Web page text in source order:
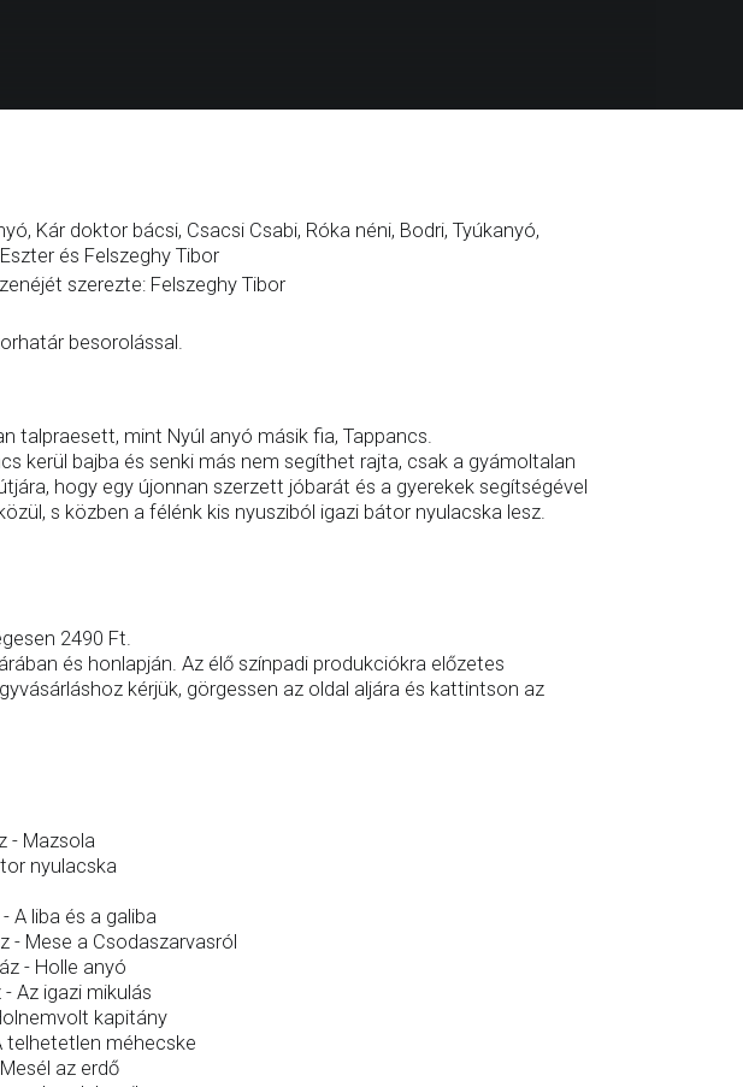
Kár doktor bácsi, Csacsi Csabi, Róka néni, Bodri, Tyúkanyó,
és Felszeghy Tibor
szerezte: Felszeghy Tibor
besorolással.
talpraesett, mint Nyúl anyó másik fia, Tappancs.
kerül bajba és senki más nem segíthet rajta, csak a gyámoltalan
hogy egy újonnan szerzett jóbarát és a gyerekek segítségével
s közben a félénk kis nyusziból igazi bátor nyulacska lesz.
2490 Ft.
és honlapján. Az élő színpadi produkciókra előzetes
kérjük, görgessen az oldal aljára és kattintson az
- Mazsola
nyulacska
A liba és a galiba
- Mese a Csodaszarvasról
- Holle anyó
Az igazi mikulás
kapitány
telhetetlen méhecske
az erdő